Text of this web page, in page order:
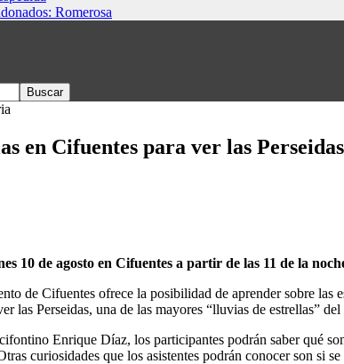
Romerosa
en Cifuentes para ver las Perseidas
10 de agosto en Cifuentes a partir de las 11 de la
de Cifuentes ofrece la posibilidad de aprender sobre
las Perseidas, una de las mayores “lluvias de estrellas”
Enrique Díaz, los participantes podrán saber qué
curiosidades que los asistentes podrán conocer son si